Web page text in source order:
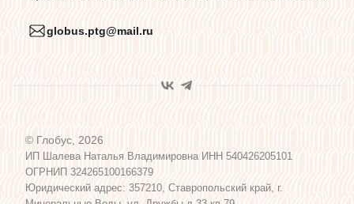
Пользовательское соглашение
Программа лояльности
Карта сайта
globus.ptg@mail.ru
© Глобус, 2026
ИП Шалева Наталья Владимировна ИНН 540426205101
ОГРНИП 324265100166379
Юридический адрес: 357210, Ставропольский край, г.